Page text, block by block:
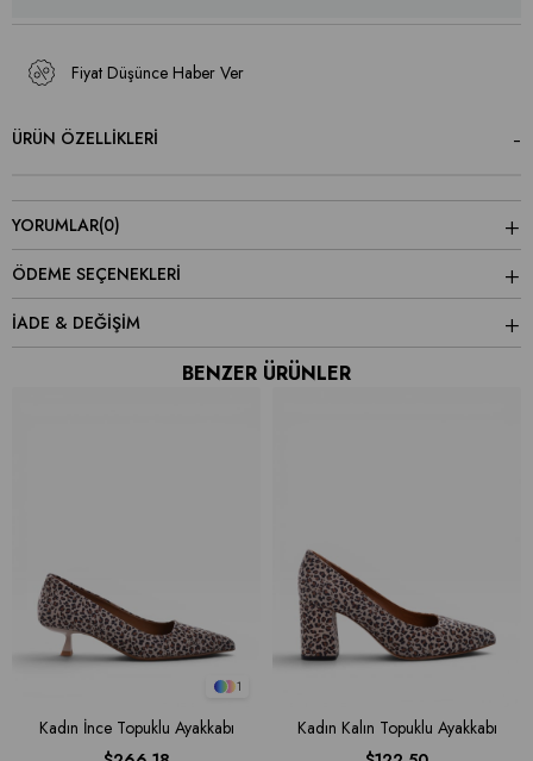
Fiyat Düşünce Haber Ver
ÜRÜN ÖZELLIKLERI
YORUMLAR(0)
ÖDEME SEÇENEKLERI
İADE & DEĞİŞİM
BENZER ÜRÜNLER
1
Kadın İnce Topuklu Ayakkabı
Kadın Kalın Topuklu Ayakkabı